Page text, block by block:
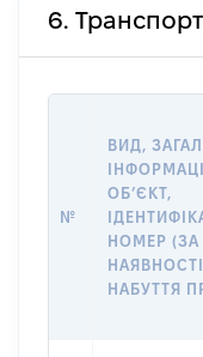
6.
№
ВИД,
ОБʼЄКТ,
НОМЕР (ЗА
НАБУТТЯ